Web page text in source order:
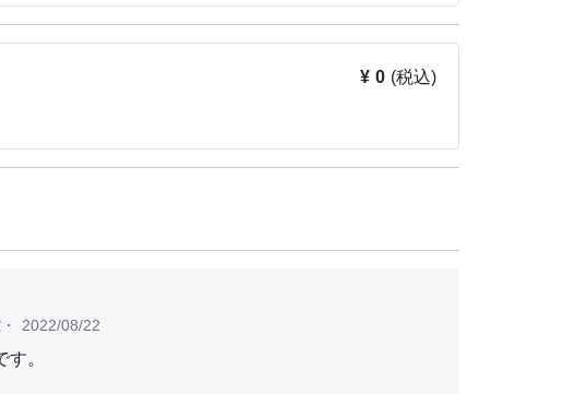
』
時代を担う優れた人材への奨学助成，地球環境問題の解
blueplanet/list-2020.html#text-02
¥ 0 (税込)
・ 2022/08/22
。